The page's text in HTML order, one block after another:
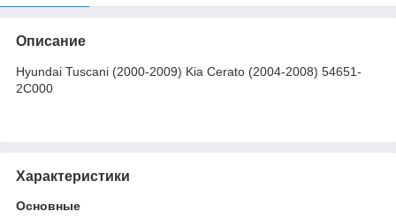
Описание
Hyundai Tuscani (2000-2009) Kia Cerato (2004-2008) 54651-
2C000
Характеристики
Основные